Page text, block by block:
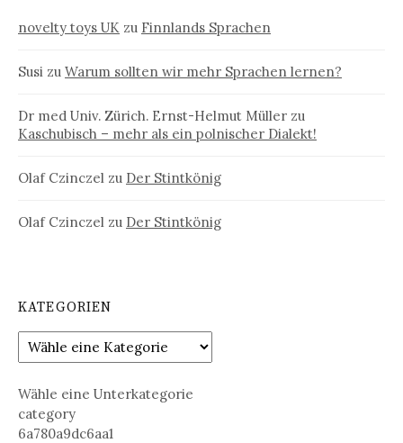
novelty toys UK zu Finnlands Sprachen
Susi zu Warum sollten wir mehr Sprachen lernen?
Dr med Univ. Zürich. Ernst-Helmut Müller zu
Kaschubisch – mehr als ein polnischer Dialekt!
Olaf Czinczel zu Der Stintkönig
Olaf Czinczel zu Der Stintkönig
KATEGORIEN
Wähle eine Unterkategorie
category
6a780a9dc6aa1